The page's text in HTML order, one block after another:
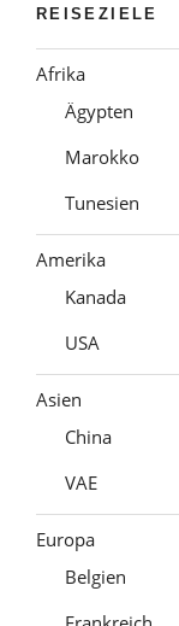
REISEZIELE
Afrika
Ägypten
Marokko
Tunesien
Amerika
Kanada
USA
Asien
China
VAE
Europa
Belgien